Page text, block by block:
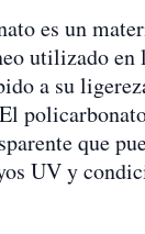
es un
utilizado en
a su
que
UV y